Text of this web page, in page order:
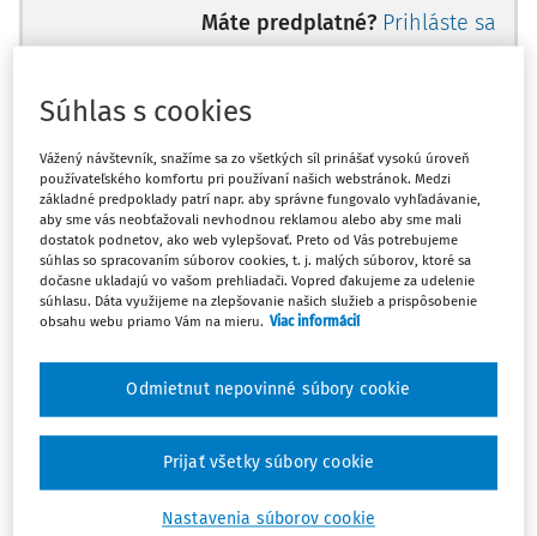
Máte predplatné? Prihláste sa
Ups, zatiaľ ste si prečítali len
začiatok...
Celý odborný obsah z tejto oblasti je
dostupný predplatiteľom portálu.
Odomknite si prístup k odbornému
obsahu a získajte prístup na 10 dní
zdarma, stačí sa len zaregistrovať.
Vďaka registrácii získate prístup aj k
vybranému obsahu:
Súhlas s cookies
Vážený návštevník, snažíme sa zo všetkých síl prinášať vysokú úroveň
používateľského komfortu pri používaní našich webstránok. Medzi
základné predpoklady patrí napr. aby správne fungovalo vyhľadávanie,
aby sme vás neobťažovali nevhodnou reklamou alebo aby sme mali
dostatok podnetov, ako web vylepšovať. Preto od Vás potrebujeme
súhlas so spracovaním súborov cookies, t. j. malých súborov, ktoré sa
dočasne ukladajú vo vašom prehliadači. Vopred ďakujeme za udelenie
súhlasu. Dáta využijeme na zlepšovanie našich služieb a prispôsobenie
obsahu webu priamo Vám na mieru. Viac informácií
Nastavenia súborov cookie
Odmietnut nepovinné súbory cookie
Prijať všetky súbory cookie